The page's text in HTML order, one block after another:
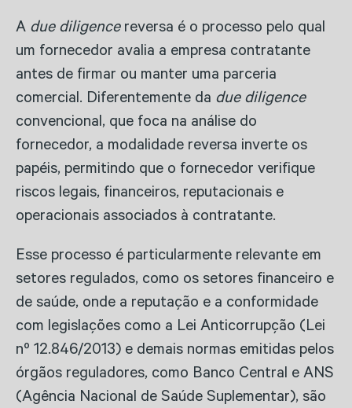
A due diligencereversa é o processo pelo qual
um fornecedor avalia a empresa contratante
antes de firmar ou manter uma parceria
comercial. Diferentemente da due diligence
convencional, que foca na análise do
fornecedor, a modalidade reversa inverte os
papéis, permitindo que o fornecedor verifique
riscos legais, financeiros, reputacionais e
operacionais associados à contratante.
Esse processo é particularmente relevante em
setores regulados, como os setores financeiro e
de saúde, onde a reputação e a conformidade
com legislações como a Lei Anticorrupção (Lei
nº 12.846/2013) e demais normas emitidas pelos
órgãos reguladores, como Banco Central e ANS
(Agência Nacional de Saúde Suplementar), são